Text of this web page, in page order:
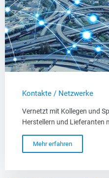
Kontakte / Netzwerke
Vernetzt mit Kollegen und
Herstellern und Lieferanten
Mehr erfahren